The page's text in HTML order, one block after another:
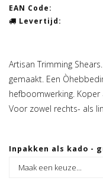
EAN Code:
Levertijd:
Artisan Trimming
gemaakt. Een
hefboomwerking. Koper
Voor zowel rechts- als
Inpakken als kado -